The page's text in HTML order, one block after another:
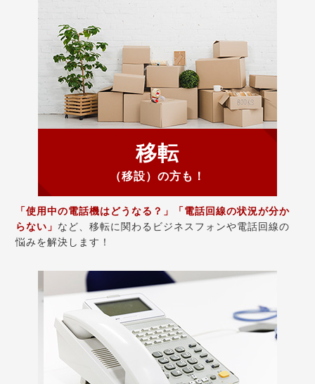
移転
（移設）の方も！
「使用中の電話機はどうなる？」「電話回線の状況が分か
らない」 など、移転に関わるビジネスフォンや電話回線の
悩みを解決します！